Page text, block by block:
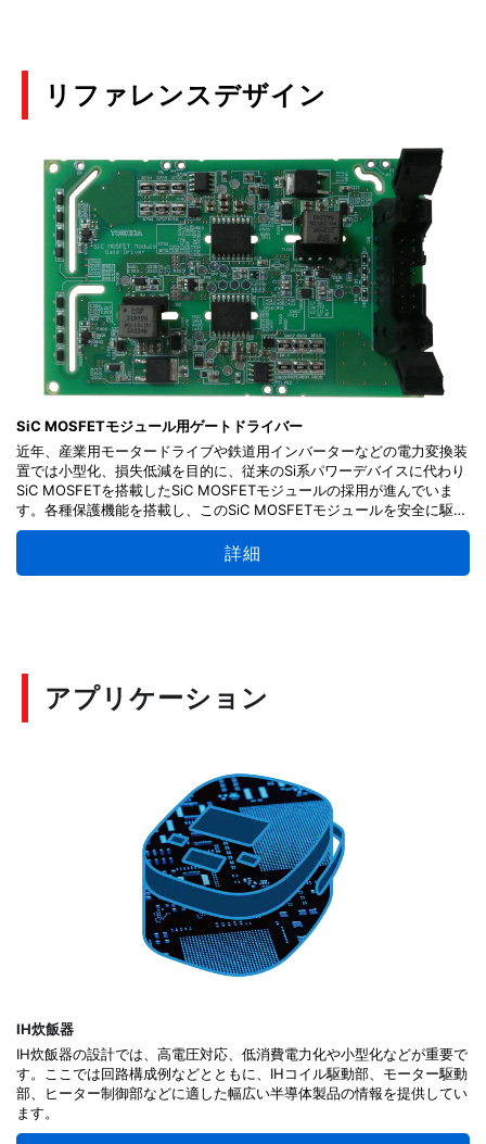
リファレンスデザイン
SiC MOSFETモジュール用ゲートドライバー
近年、産業用モータードライブや鉄道用インバーターなどの電力変換装
置では小型化、損失低減を目的に、従来のSi系パワーデバイスに代わり
SiC MOSFETを搭載したSiC MOSFETモジュールの採用が進んでいま
す。各種保護機能を搭載し、このSiC MOSFETモジュールを安全に駆動
するゲートドライバー回路です。
本デザインは、外付けバッファー用MOSFETによる大電流ゲート駆動が
可能で各種保護機能が内蔵されたプリドライバーカプラーTLP5231を使
基板パターンの設計情報を提供しており、皆様の設計にお役立ていただ
けます。
「2SC6026MFVは26年4月に新規設計非推奨になりましたのでご注意
詳細
アプリケーション
IH炊飯器
IH炊飯器の設計では、高電圧対応、低消費電力化や小型化などが重要で
す。ここでは回路構成例などとともに、IHコイル駆動部、モーター駆動
部、ヒーター制御部などに適した幅広い半導体製品の情報を提供してい
ます。